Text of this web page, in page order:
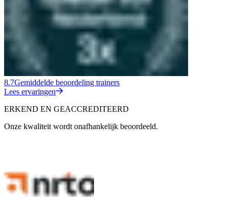
8.7Gemiddelde beoordeling trainers
Lees ervaringen
ERKEND EN GEACCREDITEERD
Onze kwaliteit wordt onafhankelijk beoordeeld.